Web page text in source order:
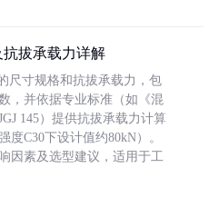
拔承载力详解
尺寸规格和抗拔承载力，包
，并依据专业标准（如《混
145）提供抗拔承载力计算
C30下设计值约80kN）。
因素及选型建议，适用于工